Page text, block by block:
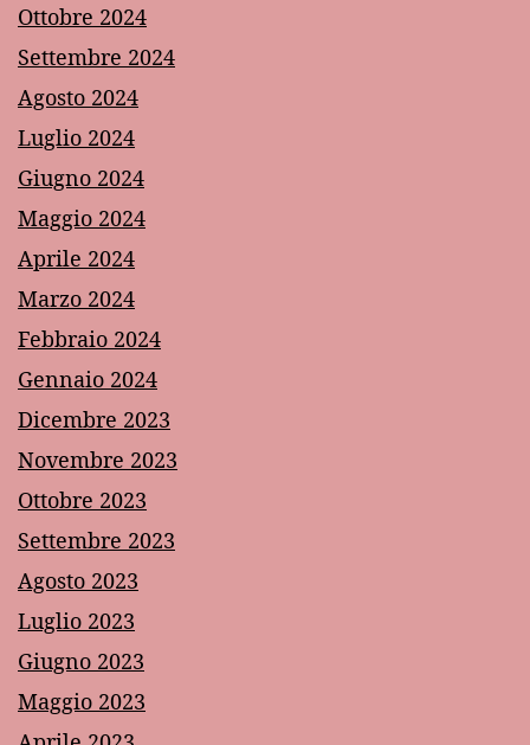
Ottobre 2024
Settembre 2024
Agosto 2024
Luglio 2024
Giugno 2024
Maggio 2024
Aprile 2024
Marzo 2024
Febbraio 2024
Gennaio 2024
Dicembre 2023
Novembre 2023
Ottobre 2023
Settembre 2023
Agosto 2023
Luglio 2023
Giugno 2023
Maggio 2023